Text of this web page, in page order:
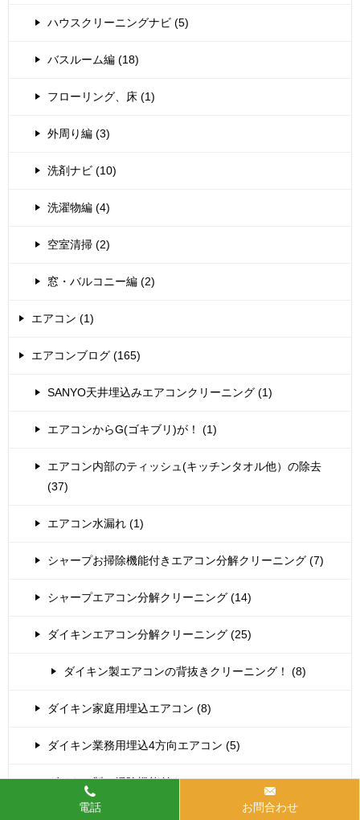
ハウスクリーニングナビ (5)
バスルーム編 (18)
フローリング、床 (1)
外周り編 (3)
洗剤ナビ (10)
洗濯物編 (4)
空室清掃 (2)
窓・バルコニー編 (2)
エアコン (1)
エアコンブログ (165)
SANYO天井埋込みエアコンクリーニング (1)
エアコンからG(ゴキブリ)が！ (1)
エアコン内部のティッシュ(キッチンタオル他）の除去
(37)
エアコン水漏れ (1)
シャープお掃除機能付きエアコン分解クリーニング (7)
シャープエアコン分解クリーニング (14)
ダイキンエアコン分解クリーニング (25)
ダイキン製エアコンの背抜きクリーニング！ (8)
ダイキン家庭用埋込エアコン (8)
ダイキン業務用埋込4方向エアコン (5)
ダイキン製お掃除機能付き (11)
電話 お問合わせ